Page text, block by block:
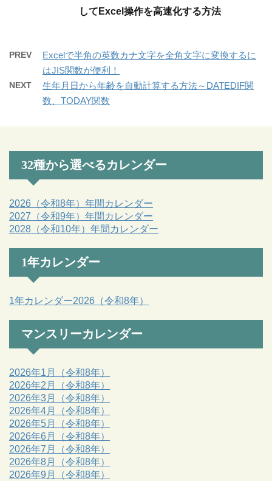
してExcel操作を高速化する方法
PREV
Excelで半角の英数カナ文字を全角文字に変換するに
はJIS関数が便利！
NEXT
生年月日から年齢を自動計算する方法～DATEDIF関
数、TODAY関数
32種から選べるカレンダー
2026（令和8年）年間カレンダー
2027（令和9年）年間カレンダー
2028（令和10年）年間カレンダー
1年カレンダー
1年カレンダー2026（令和8年）
マンスリーカレンダー
2026年1月（令和8年）
2026年2月（令和8年）
2026年3月（令和8年）
2026年4月（令和8年）
2026年5月（令和8年）
2026年6月（令和8年）
2026年7月（令和8年）
2026年8月（令和8年）
2026年9月（令和8年）